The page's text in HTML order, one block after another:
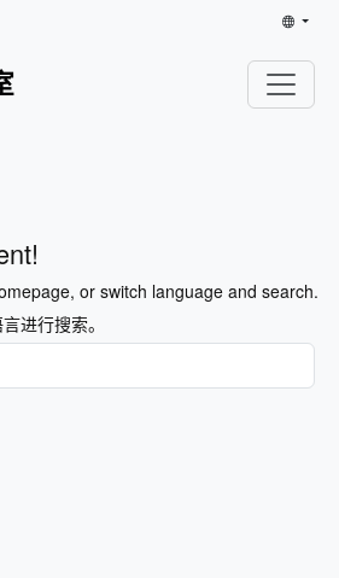
or switch language and search.
进行搜索。